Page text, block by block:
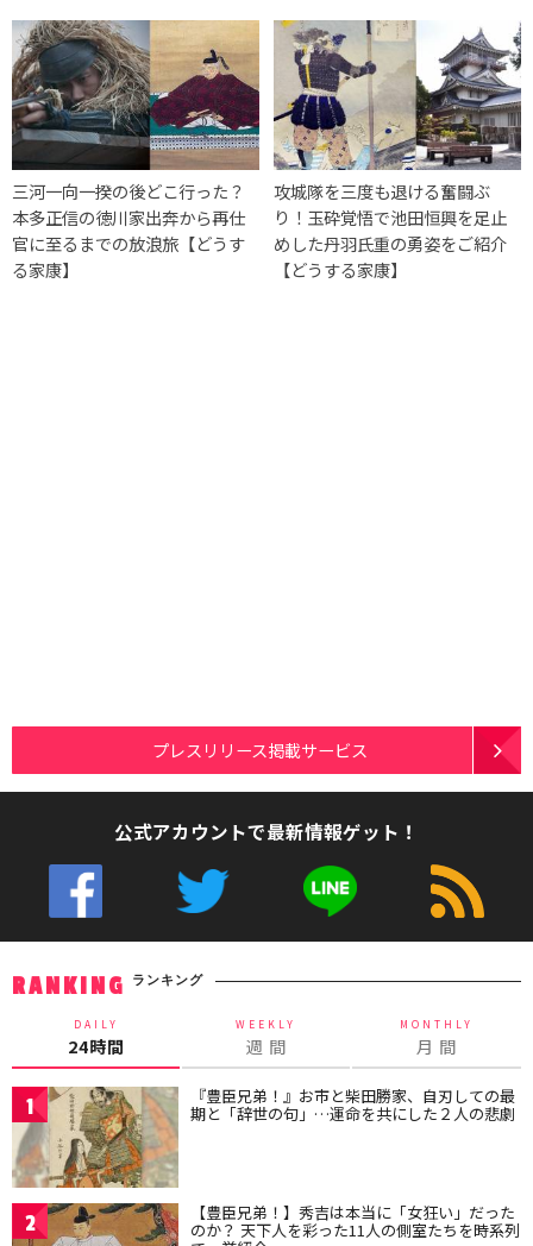
三河一向一揆の後どこ行った？
本多正信の徳川家出奔から再仕
官に至るまでの放浪旅【どうす
る家康】
攻城隊を三度も退ける奮闘ぶ
り！玉砕覚悟で池田恒興を足止
めした丹羽氏重の勇姿をご紹介
【どうする家康】
プレスリリース掲載サービス
公式アカウントで最新情報ゲット！
RANKING ランキング
DAILY
24時間
WEEKLY
週 間
MONTHLY
月 間
1 『豊臣兄弟！』お市と柴田勝家、自刃しての最
期と「辞世の句」…運命を共にした２人の悲劇
2 【豊臣兄弟！】秀吉は本当に「女狂い」だった
のか？ 天下人を彩った11人の側室たちを時系列